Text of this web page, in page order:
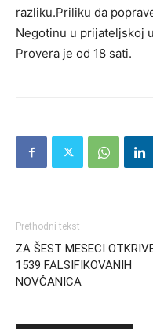
razliku.Priliku da
Negotinu u prijateljskoj
Provera je od 18 sati.
Prethodni tekst
ZA ŠEST MESECI
1539 FALSIFIKOVANIH
NOVČANICA